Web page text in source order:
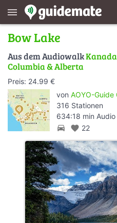
menu
Bow Lake
Aus dem Audiowalk
Columbia & Alberta
Preis: 24.99 €
von AOYO-Guide
316 Stationen
634:18 min Audio
directions_car favorite 22